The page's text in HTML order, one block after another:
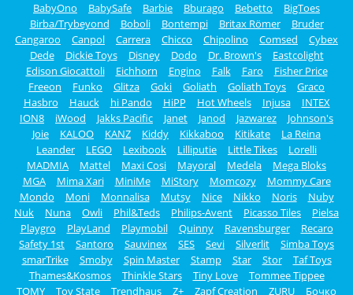
BabyOno
BabySafe Barbie Bburago Bebetto
BigToes
Birba/Trybeyond
Boboli Bontempi Britax Römer
Bruder
Cangaroo
Canpol Carrera Chicco Chipolino Comsed
Cybex
Dede
Dickie Toys Disney Dodo Dr. Brown's
Eastcolight
Edison Giocattoli
Eichhorn Engino Falk Faro
Fisher Price
Freeon
Funko Glitza Goki Goliath Goliath Toys
Graco
Hasbro
Hauck hi Pando HiPP Hot Wheels Injusa
INTEX
ION8
iWood Jakks Pacific Janet Janod Jazwarez
Johnson's
Joie
KALOO KANZ Kiddy Kikkaboo Kitikate
La Reina
Leander
LEGO Lexibook Lilliputie Little Tikes
Lorelli
MADMIA
Mattel Maxi Cosi Mayoral Medela
Mega Bloks
MGA
Mima Xari MiniMe MiStory Momcozy
Mommy Care
Mondo
Moni Monnalisa Mutsy Nice Nikko Noris
Nuby
Nuk
Nuna Owli Phil&Teds Philips-Avent Picasso Tiles
Pielsa
Playgro
PlayLand Playmobil Quinny Ravensburger
Recaro
Safety 1st
Santoro Sauvinex SES Sevi Silverlit
Simba Toys
smarTrike
Smoby Spin Master Stamp Star Stor
Taf Toys
Thames&Kosmos
Thinkle Stars Tiny Love
Tommee Tippee
TOMY
Toy State Trendhaus Z+ Zapf Creation ZURU Бочко